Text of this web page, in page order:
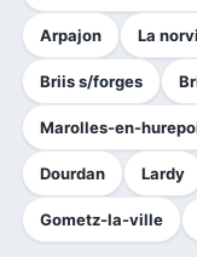
Arpajon La
Briis s/forges
Marolles-en-
Dourdan Lardy
Gometz-la-ville